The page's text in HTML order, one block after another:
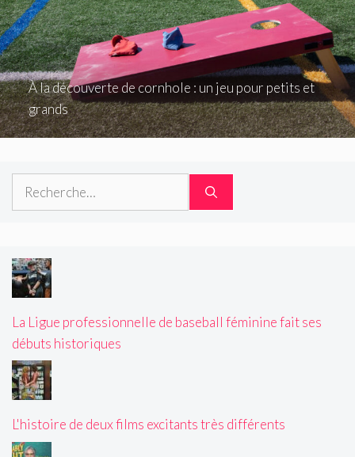
À la découverte de cornhole : un jeu pour petits et
grands
Rechercher :
La Ligue professionnelle de baseball féminine fait ses
débuts historiques
L'histoire de deux films excitants très différents